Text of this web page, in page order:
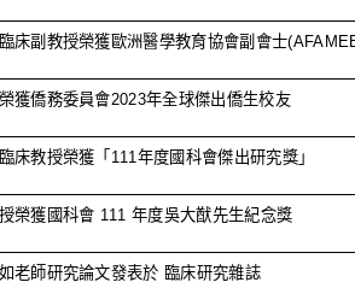
床副教授榮獲歐洲醫學教育協會副會士
獲僑務委員會2023年全球傑出僑生校友
床教授榮獲「 111年度國科會傑出研究獎」
榮獲國科會 111年度吳大猷先生紀念獎
老師研究論文發表於 臨床研究雜誌